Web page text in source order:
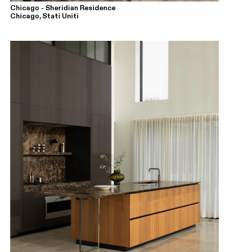
Chicago - Sheridian Residence
Chicago, Stati Uniti